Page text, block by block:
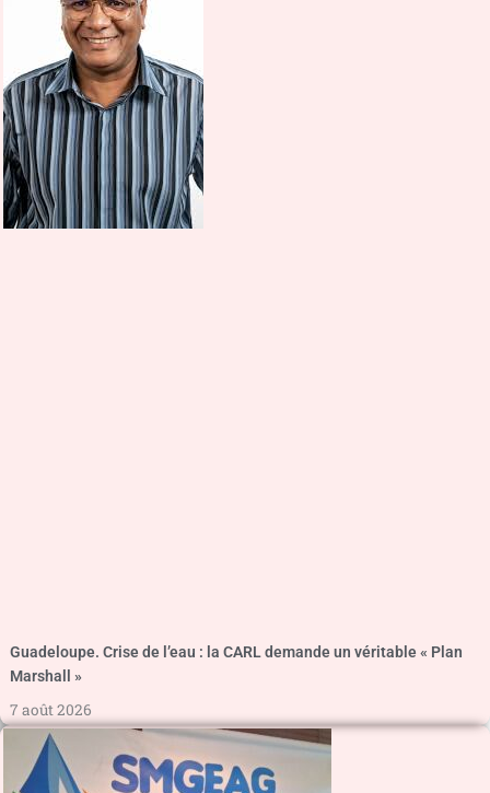
Guadeloupe. Crise de l’eau : la CARL demande un véritable « Plan
Marshall »
7 août 2026